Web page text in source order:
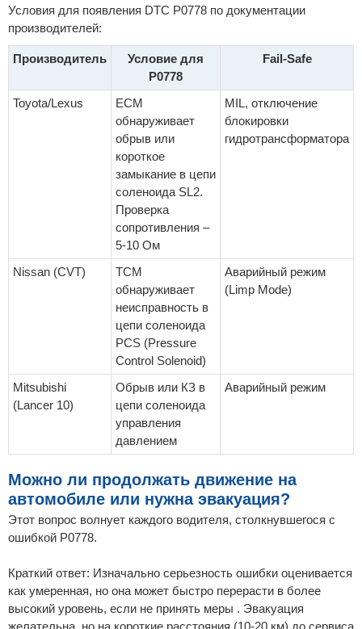
Условия для появления DTC P0778 по документации
производителей:
Производитель
Условие для
P0778
Fail-Safe
Toyota/Lexus
ECM
обнаруживает
обрыв или
короткое
замыкание в цепи
соленоида SL2.
Проверка
сопротивления –
5-10 Ом
MIL, отключение
блокировки
гидротрансформатора
Nissan (CVT)
TCM
обнаруживает
неисправность в
цепи соленоида
PCS (Pressure
Control Solenoid)
Аварийный режим
(Limp Mode)
Mitsubishi
(Lancer 10)
Обрыв или КЗ в
цепи соленоида
управления
давлением
Аварийный режим
Можно ли продолжать движение на
автомобиле или нужна эвакуация?
Этот вопрос волнует каждого водителя, столкнувшегося с
ошибкой P0778.
Краткий ответ: Изначально серьезность ошибки оценивается
как умеренная, но она может быстро перерасти в более
высокий уровень, если не принять меры . Эвакуация